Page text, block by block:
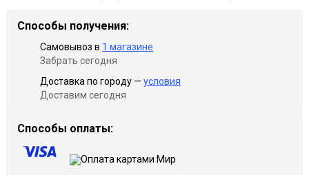
Способы получения:
Самовывоз в 1 магазине
Забрать сегодня
Доставка по городу — условия
Доставим сегодня
Способы оплаты: